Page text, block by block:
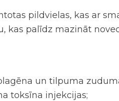
pildvielas, kas ar
palīdz mazināt
un tilpuma
toksīna injekcijas;